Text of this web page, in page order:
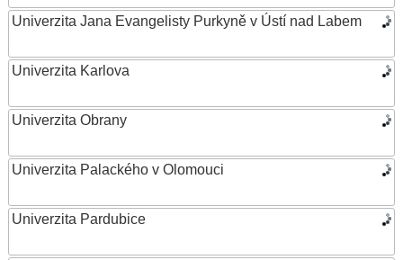
Univerzita Jana Evangelisty Purkyně v Ústí nad Labem
Univerzita Karlova
Univerzita Obrany
Univerzita Palackého v Olomouci
Univerzita Pardubice